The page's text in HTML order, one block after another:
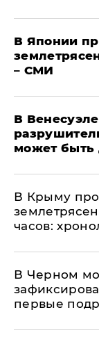
В Японии
– СМИ
В
может быть
В Крыму
часов:
В Черном
первые